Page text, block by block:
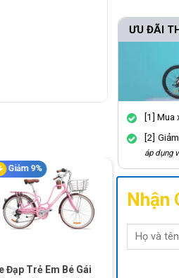
Giảm 9%
+
Đạp Trẻ Em Bé Gái
ƯU ĐÃI
[1] Mua
[2]
áp dụng
Nhận